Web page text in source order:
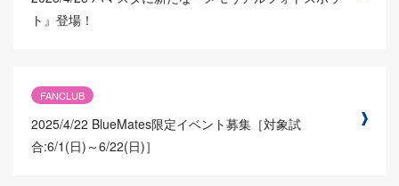
ト』登場！
FANCLUB
2025/4/22 BlueMates限定イベント募集［対象試
合:6/1(日)～6/22(日)］